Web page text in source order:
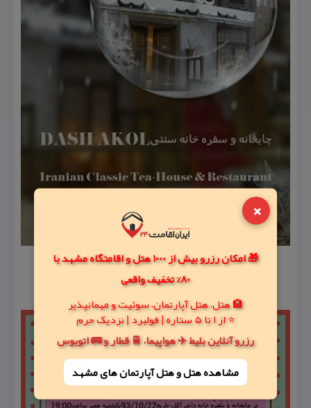
×
🎁 امکان رزرو بیش از 1000 هتل و اقامتگاه مشهد با
80% تخفیف واقعی
🏨 هتل، هتل آپارتمان، سوئیت و مهمانپذیر
⭐ از 1 تا 5 ستاره | فولبرد | نزدیک حرم
رزرو آنلاین بلیط ✈️ هواپیما، 🚆 قطار و 🚌 اتوبوس
مشاهده هتل و هتل‌ آپارتمان های مشهد